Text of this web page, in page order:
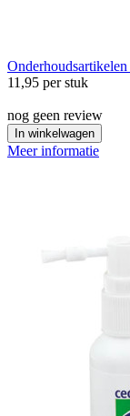
Onderhoudsartikelen
11,95 per stuk
nog geen review
In winkelwagen
Meer informatie